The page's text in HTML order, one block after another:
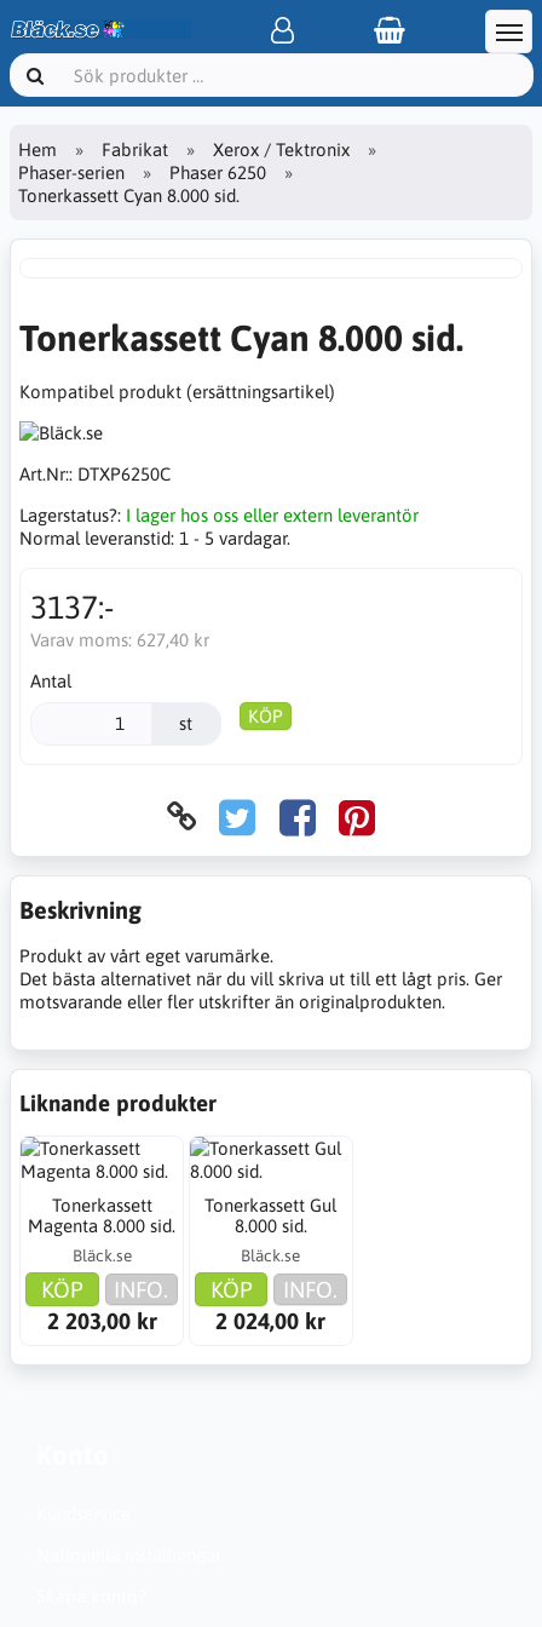
Hem Fabrikat
Xerox / Tektronix
Phaser-serien
Phaser 6250
Tonerkassett Cyan 8.000 sid.
Tonerkassett Cyan 8.000 sid.
Kompatibel produkt (ersättningsartikel)
Art.Nr:: DTXP6250C
Lagerstatus?: I lager hos oss eller extern leverantör
Normal leveranstid: 1 - 5 vardagar.
3137:-
Varav moms: 627,40 kr
Antal
st KÖP
Beskrivning
Produkt av vårt eget varumärke.
Det bästa alternativet när du vill skriva ut till ett lågt pris. Ger
motsvarande eller fler utskrifter än originalprodukten.
Liknande produkter
Tonerkassett
Magenta 8.000 sid.
Bläck.se
KÖP
INFO.
2 203,00 kr
Tonerkassett Gul
8.000 sid.
Bläck.se
KÖP
INFO.
2 024,00 kr